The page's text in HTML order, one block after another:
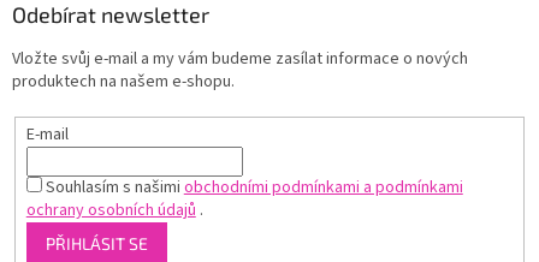
Odebírat newsletter
Vložte svůj e-mail a my vám budeme zasílat informace o nových
produktech na našem e-shopu.
E-mail
Souhlasím s našimiobchodními podmínkami a podmínkami
ochrany osobních údajů.
PŘIHLÁSIT SE